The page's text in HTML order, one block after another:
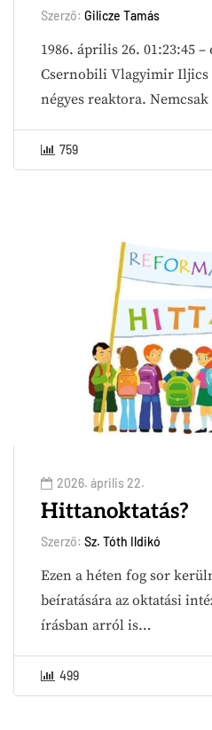
Szerző: Gilicze Tamás
1986. április 26. 01:23:45
Csernobili Vlagyimir
négyes reaktora.
759
2026. április 22.
Hittanoktatás?
Szerző: Sz. Tóth Ildikó
Ezen a héten fog sor
beíratására az oktatási
írásban arról is…
499